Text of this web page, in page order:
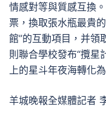
情感對等與質感互換
票，換取張水瓶最貴
館”的互動項目，并領
則聯合學校發布“攬星
上的星斗年夜海轉化
羊城晚報全媒體記者